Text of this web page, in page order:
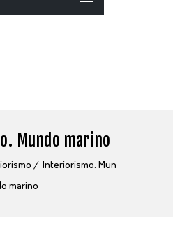
Mundo marino
Interiorismo. Mun
marino